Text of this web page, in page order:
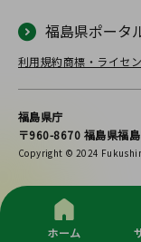
福島県ポータ
利用規約商標・ライセ
福島県庁
〒960-8670 福島県福
Copyright © 2024
ホーム